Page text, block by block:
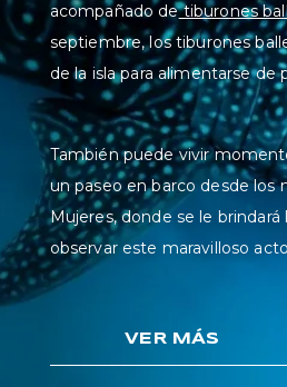
acompañado detiburones
septiembre, los tiburones
de la isla para alimentarse de
También puede vivir
un paseo en barco desde los
Mujeres, donde se le
observar este maravilloso
VER MÁS